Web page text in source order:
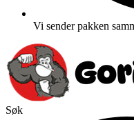
Vi sender pakken
Søk